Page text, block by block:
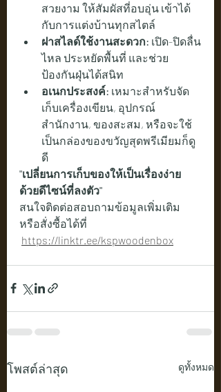
สวยงาม ให้สัมผัสที่อบอุ่น เข้าได้
กับการแต่งบ้านทุกสไตล์
ฝาสไลด์ใช้งานสะดวก: เปิด-ปิดลื่น
ไหล ประหยัดพื้นที่ และช่วย
ป้องกันฝุ่นได้สนิท
อเนกประสงค์: เหมาะสำหรับจัด
เก็บเครื่องเขียน, อุปกรณ์
สำนักงาน, ของสะสม, หรือจะใช้
เป็นกล่องของขวัญสุดพรีเมียมก็ดู
ดี
"เปลี่ยนการเก็บของให้เป็นเรื่องง่าย
ด้วยดีไซน์ที่ลงตัว"
สนใจติดต่อสอบถามข้อมูลเพิ่มเติม
หรือสั่งซื้อได้ที่
https://linktr.ee/kspwoodenbox
โพสต์ล่าสุด ดูทั้งหมด